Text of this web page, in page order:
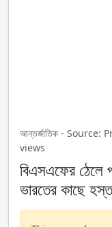
আন্তর্জাতিক -
views
বিএসএফের ঠেলে
ভারতের কাছে